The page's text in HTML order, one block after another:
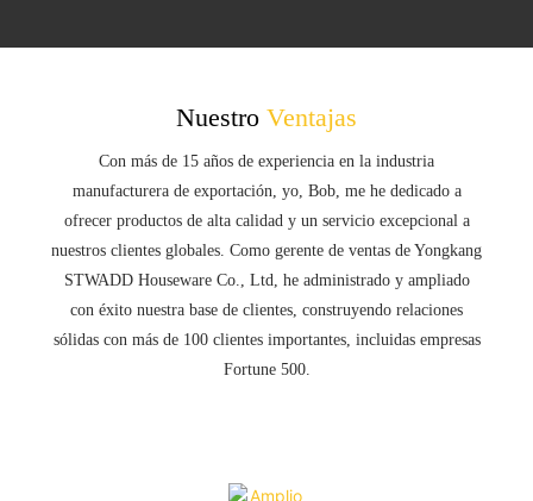
Nuestro Ventajas
Con más de 15 años de experiencia en la industria
manufacturera de exportación, yo, Bob, me he dedicado a
ofrecer productos de alta calidad y un servicio excepcional a
nuestros clientes globales. Como gerente de ventas de Yongkang
STWADD Houseware Co., Ltd, he administrado y ampliado
con éxito nuestra base de clientes, construyendo relaciones
sólidas con más de 100 clientes importantes, incluidas empresas
Fortune 500.